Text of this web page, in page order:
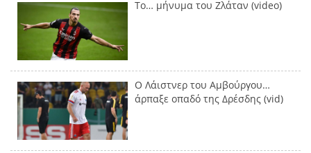
Το… μήνυμα του Ζλάταν (video)
Ο Λάιστνερ του Αμβούργου…
άρπαξε οπαδό της Δρέσδης (vid)